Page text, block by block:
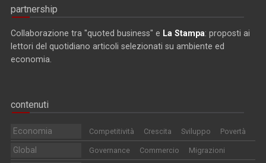
partnership
Collaborazione tra "quoted business" e La Stampa: proposti ai
lettori del quotidiano articoli selezionati su ambiente ed
economia.
contenuti
Economia Competitività Crescita Sviluppo Povertà
Global Governance Commercio Migrazioni